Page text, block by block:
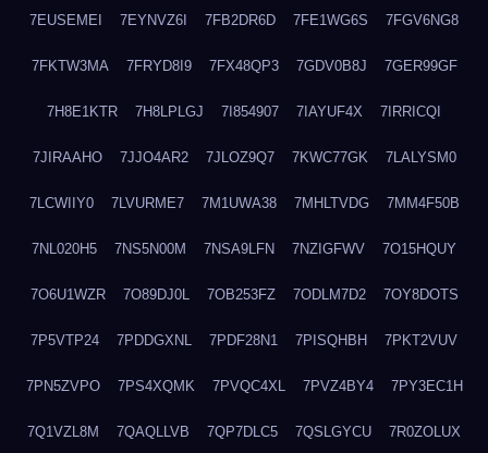
7EUSEMEI 7EYNVZ6I 7FB2DR6D 7FE1WG6S 7FGV6NG8
7FKTW3MA 7FRYD8I9 7FX48QP3 7GDV0B8J 7GER99GF
7H8E1KTR 7H8LPLGJ 7I854907 7IAYUF4X 7IRRICQI
7JIRAAHO 7JJO4AR2 7JLOZ9Q7 7KWC77GK 7LALYSM0
7LCWIIY0 7LVURME7 7M1UWA38 7MHLTVDG 7MM4F50B
7NL020H5 7NS5N00M 7NSA9LFN 7NZIGFWV 7O15HQUY
7O6U1WZR 7O89DJ0L 7OB253FZ 7ODLM7D2 7OY8DOTS
7P5VTP24 7PDDGXNL 7PDF28N1 7PISQHBH 7PKT2VUV
7PN5ZVPO 7PS4XQMK 7PVQC4XL 7PVZ4BY4 7PY3EC1H
7Q1VZL8M 7QAQLLVB 7QP7DLC5 7QSLGYCU 7R0ZOLUX